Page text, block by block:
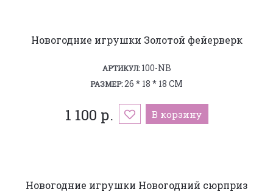
Новогодние игрушки Золотой фейерверк
АРТИКУЛ:100-NB
РАЗМЕР:26 * 18 * 18 СМ
1 100 р. В корзину
Новогодние игрушки Новогодний сюрприз